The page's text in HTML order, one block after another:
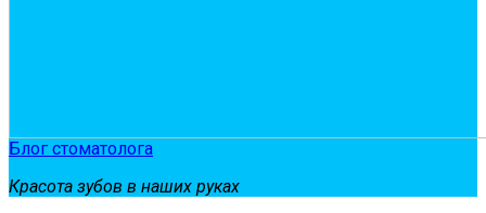
Блог стоматолога
Красота зубов в наших руках